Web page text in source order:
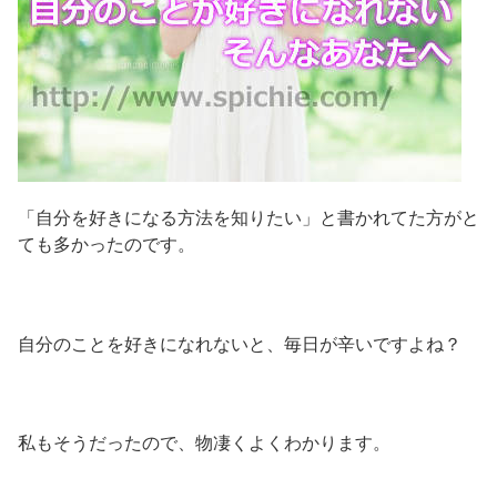
「自分を好きになる方法を知りたい」と書かれてた方がと
ても多かったのです。
自分のことを好きになれないと、毎日が辛いですよね？
私もそうだったので、物凄くよくわかります。